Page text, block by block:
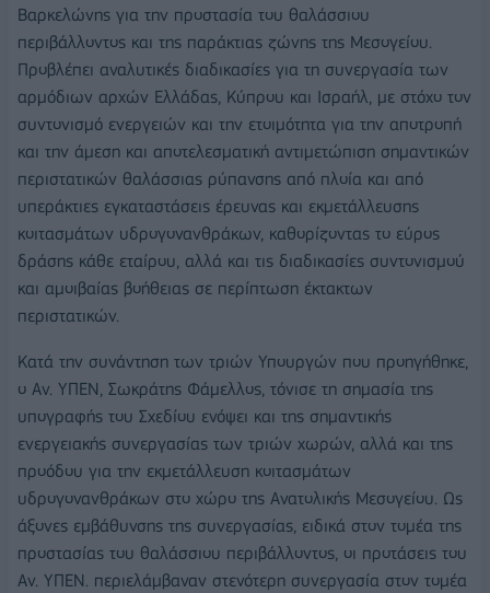
Βαρκελώνης για την προστασία του θαλάσσιου
περιβάλλοντος και της παράκτιας ζώνης της Μεσογείου.
Προβλέπει αναλυτικές διαδικασίες για τη συνεργασία των
αρμόδιων αρχών Ελλάδας, Κύπρου και Ισραήλ, με στόχο τον
συντονισμό ενεργειών και την ετοιμότητα για την αποτροπή
και την άμεση και αποτελεσματική αντιμετώπιση σημαντικών
περιστατικών θαλάσσιας ρύπανσης από πλοία και από
υπεράκτιες εγκαταστάσεις έρευνας και εκμετάλλευσης
κοιτασμάτων υδρογονανθράκων, καθορίζοντας το εύρος
δράσης κάθε εταίρου, αλλά και τις διαδικασίες συντονισμού
και αμοιβαίας βοήθειας σε περίπτωση έκτακτων
περιστατικών.
Κατά την συνάντηση των τριών Υπουργών που προηγήθηκε,
ο Αν. ΥΠΕΝ, Σωκράτης Φάμελλος, τόνισε τη σημασία της
υπογραφής του Σχεδίου ενόψει και της σημαντικής
ενεργειακής συνεργασίας των τριών χωρών, αλλά και της
προόδου για την εκμετάλλευση κοιτασμάτων
υδρογονανθράκων στο χώρο της Ανατολικής Μεσογείου. Ως
άξονες εμβάθυνσης της συνεργασίας, ειδικά στον τομέα της
προστασίας του θαλάσσιου περιβάλλοντος, οι προτάσεις του
Αν. ΥΠΕΝ. περιελάμβαναν στενότερη συνεργασία στον τομέα